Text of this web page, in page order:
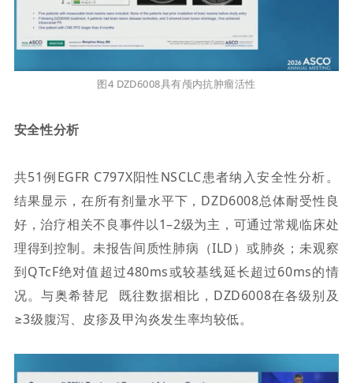
图4 DZD6008具有颅内抗肿瘤活性
安全性分析
共51例EGFR C797X阳性NSCLC患者纳入安全性分析。
结果显示，在所有剂量水平下，DZD6008总体耐受性良
好，治疗相关不良事件以1–2级为主，可通过常规临床处
理得到控制。未报告间质性肺病（ILD）或肺炎；未观察
到QTcF绝对值超过480ms或较基线延长超过60ms的情
况。与奥希替尼
既往数据相比，DZD6008在各级别及
≥3级腹泻、皮疹及甲沟炎发生率均较低。